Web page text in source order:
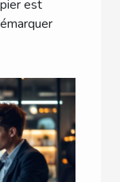
est